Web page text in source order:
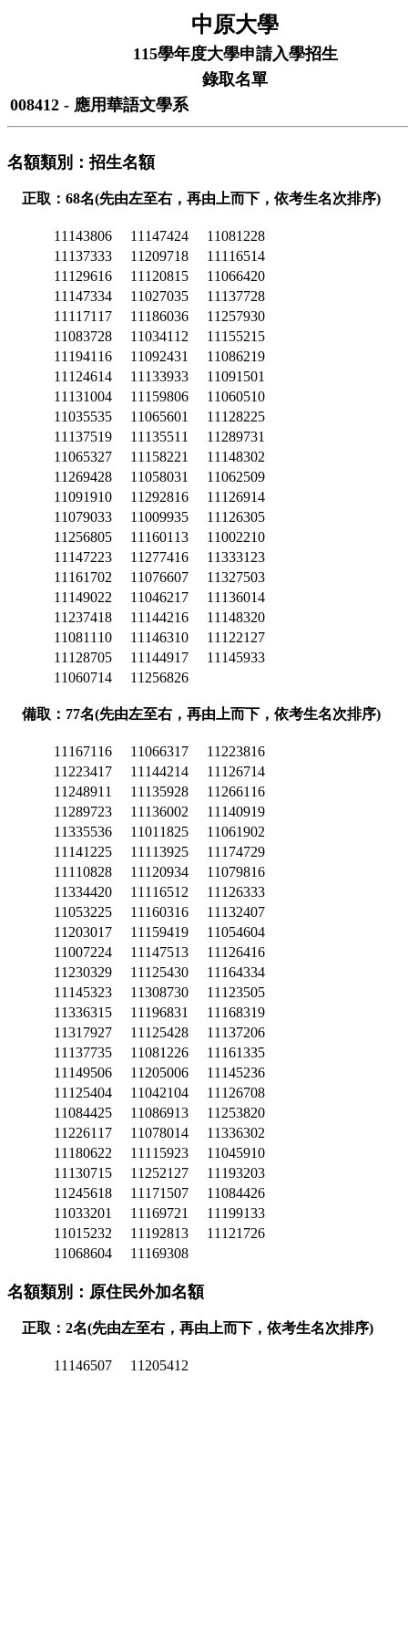
中原大學
115學年度大學申請入學招生
錄取名單
008412 - 應用華語文學系
名額類別：招生名額
正取：68名(先由左至右，再由上而下，依考生名次排序)
11143806 11147424
11081228
11137333
11209718
11116514
11129616
11120815
11066420
11147334
11027035
11137728
11117117
11186036
11257930
11083728
11034112
11155215
11194116
11092431
11086219
11124614
11133933
11091501
11131004
11159806
11060510
11035535
11065601
11128225
11137519
11135511
11289731
11065327
11158221
11148302
11269428
11058031
11062509
11091910
11292816
11126914
11079033
11009935
11126305
11256805
11160113
11002210
11147223
11277416
11333123
11161702
11076607
11327503
11149022
11046217
11136014
11237418
11144216
11148320
11081110
11146310
11122127
11128705
11144917
11145933
11060714
11256826
備取：77名(先由左至右，再由上而下，依考生名次排序)
11167116 11066317
11223816
11223417
11144214
11126714
11248911
11135928
11266116
11289723
11136002
11140919
11335536
11011825
11061902
11141225
11113925
11174729
11110828
11120934
11079816
11334420
11116512
11126333
11053225
11160316
11132407
11203017
11159419
11054604
11007224
11147513
11126416
11230329
11125430
11164334
11145323
11308730
11123505
11336315
11196831
11168319
11317927
11125428
11137206
11137735
11081226
11161335
11149506
11205006
11145236
11125404
11042104
11126708
11084425
11086913
11253820
11226117
11078014
11336302
11180622
11115923
11045910
11130715
11252127
11193203
11245618
11171507
11084426
11033201
11169721
11199133
11015232
11192813
11121726
11068604
11169308
名額類別：原住民外加名額
正取：2名(先由左至右，再由上而下，依考生名次排序)
11146507 11205412